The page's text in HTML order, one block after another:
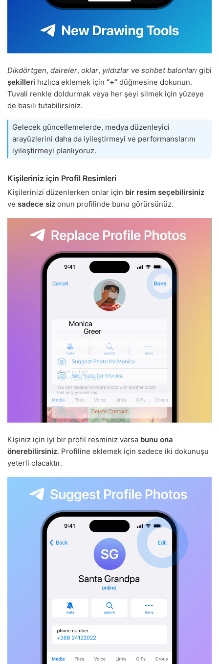
Dikdörtgen, daireler, oklar, yıldızlar ve sohbet balonları gibi
şekilleri hızlıca eklemek için “+” düğmesine dokunun.
Tuvali renkle doldurmak veya her şeyi silmek için yüzeye
de basılı tutabilirsiniz.
Gelecek güncellemelerde, medya düzenleyici
arayüzlerini daha da iyileştirmeyi ve performanslarını
iyileştirmeyi planlıyoruz.
Kişileriniz için Profil Resimleri
Kişilerinizi düzenlerken onlar için bir resim seçebilirsiniz
ve sadece siz onun profilinde bunu görürsünüz.
Kişiniz için iyi bir profil resminiz varsa bunu ona
önerebilirsiniz. Profiline eklemek için sadece iki dokunuşu
yeterli olacaktır.